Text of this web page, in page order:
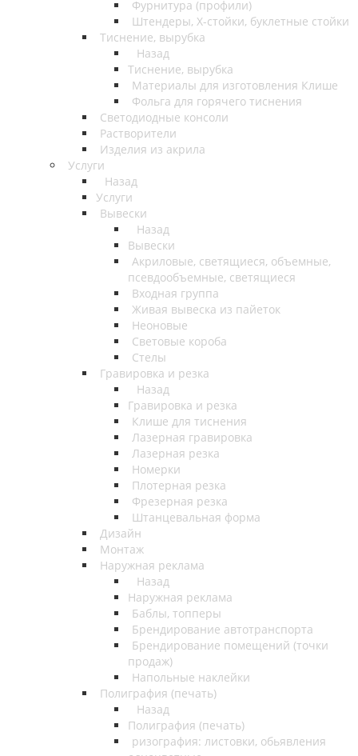
Фурнитура (профили)
Штендеры, Х-стойки, буклетные стойки
Тиснение, вырубка
Назад
Тиснение, вырубка
Материалы для изготовления Клише
Фольга для горячего тиснения
Светодиодные консоли
Растворители
Изделия из акрила
Услуги
Назад
Услуги
Вывески
Назад
Вывески
Акриловые, светящиеся, объемные,
псевдообъемные, светящиеся
Входная группа
Живая вывеска из пайеток
Неоновые
Световые короба
Стелы
Гравировка и резка
Назад
Гравировка и резка
Клише для тиснения
Лазерная гравировка
Лазерная резка
Номерки
Плотерная резка
Фрезерная резка
Штанцевальная форма
Дизайн
Монтаж
Наружная реклама
Назад
Наружная реклама
Баблы, топперы
Брендирование автотранспорта
Брендирование помещений (точки
продаж)
Напольные наклейки
Полиграфия (печать)
Назад
Полиграфия (печать)
ризография: листовки, обьявления